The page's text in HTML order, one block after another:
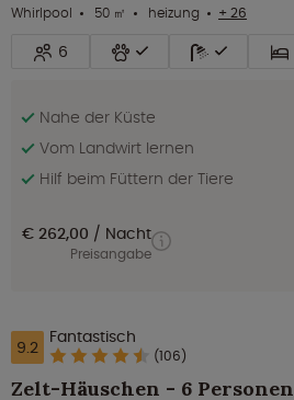
Whirlpool 50 ㎡ heizung + 26
6
Nahe der Küste
Vom Landwirt lernen
Hilf beim Füttern der Tiere
€ 262,00 Nacht
Preisangabe
9.2 Fantastisch
(106)
Zelt-Häuschen - 6 Personen